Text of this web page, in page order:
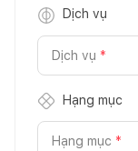
Dịch vụ
Dịch vụ *
Hạng mục
Hạng mục *